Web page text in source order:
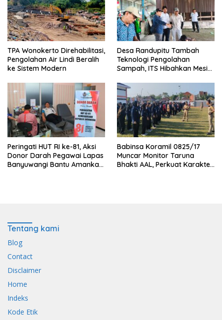
TPA Wonokerto Direhabilitasi,
Pengolahan Air Lindi Beralih
ke Sistem Modern
Desa Randupitu Tambah
Teknologi Pengolahan
Sampah, ITS Hibahkan Mesin
Peringati HUT RI ke-81, Aksi
Donor Darah Pegawai Lapas
Banyuwangi Bantu Amankan
Babinsa Koramil 0825/17
Muncar Monitor Taruna
Bhakti AAL, Perkuat Karakter
Tentang kami
Blog
Contact
Disclaimer
Home
Indeks
Kode Etik